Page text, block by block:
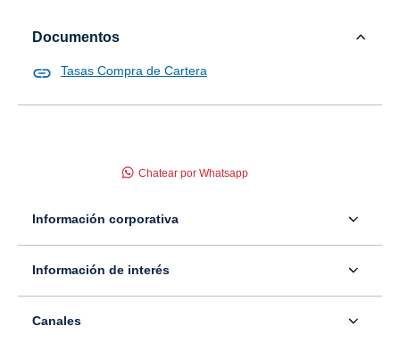
Documentos
Tasas Compra de Cartera
Información corporativa
Información para inversionistas
Información de interés
Canales
Chatear por Whatsapp